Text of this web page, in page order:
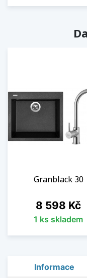
Granblack 30
Cena
8 598 Kč
1 ks skladem
Informace